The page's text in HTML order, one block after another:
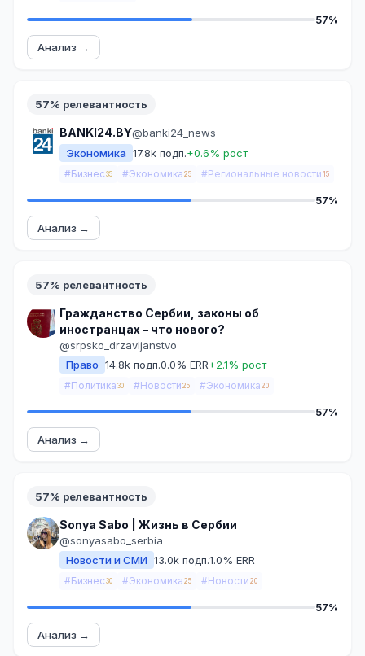
57%
Анализ →
57% релевантность
BANKI24.BY@banki24_news
Экономика 17.8k подп.+0.6% рост
#Бизнес 35 #Экономика 25 #Региональные новости 15
57%
Анализ →
57% релевантность
Гражданство Сербии, законы об
иностранцах – что нового?
@srpsko_drzavljanstvo
Право 14.8k подп.0.0% ERR+2.1% рост
#Политика 30 #Новости 25 #Экономика 20
57%
Анализ →
57% релевантность
Sonya Sabo | Жизнь в Сербии
@sonyasabo_serbia
Новости и СМИ 13.0k подп.1.0% ERR
#Бизнес 30 #Экономика 25 #Новости 20
57%
Анализ →